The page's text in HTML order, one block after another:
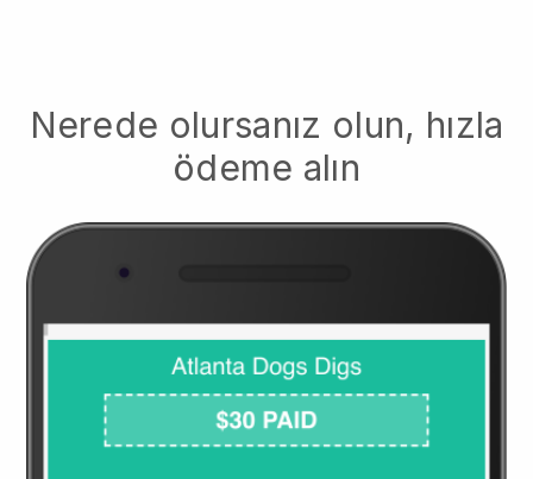
Nerede olursanız olun, hızla
ödeme alın